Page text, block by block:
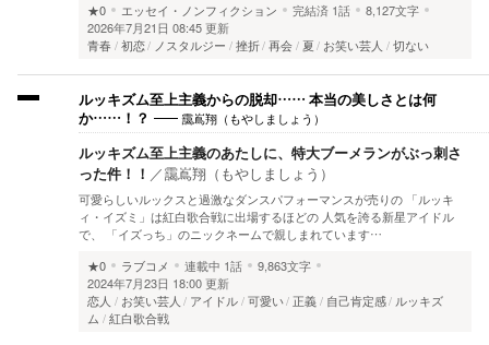
★0
エッセイ・ノンフィクション 完結済 1話
8,127文字
2026年7月21日 08:45 更新
青春
初恋 ノスタルジー 挫折 再会 夏 お笑い芸人 切ない
ルッキズム至上主義からの脱却…… 本当の美しさとは何
か……！？
靄嶌翔（もやしましょう）
ルッキズム至上主義のあたしに、特大ブーメランがぶっ刺さ
った件！！ ／靄嶌翔（もやしましょう）
可愛らしいルックスと過激なダンスパフォーマンスが売りの 「ルッキ
ィ・イズミ」は紅白歌合戦に出場するほどの 人気を誇る新星アイドル
で、 「イズっち」のニックネームで親しまれています…
★0
ラブコメ 連載中 1話
9,863文字
2024年7月23日 18:00 更新
恋人
お笑い芸人 アイドル 可愛い 正義 自己肯定感
ルッキズ
ム
紅白歌合戦